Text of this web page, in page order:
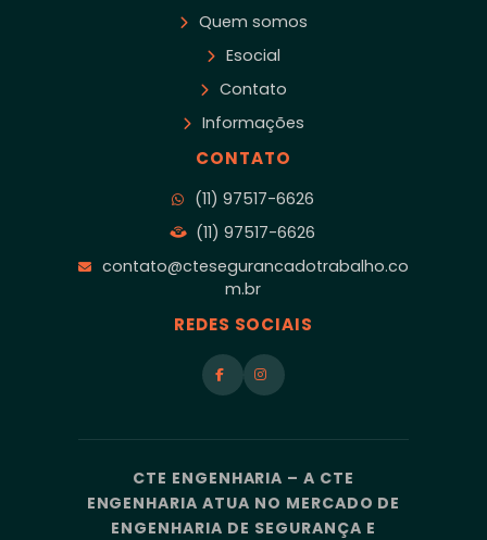
Quem somos
Esocial
Contato
Informações
CONTATO
(11) 97517-6626
(11) 97517-6626
contato@ctesegurancadotrabalho.co
m.br
REDES SOCIAIS
CTE ENGENHARIA – A CTE
ENGENHARIA ATUA NO MERCADO DE
ENGENHARIA DE SEGURANÇA E